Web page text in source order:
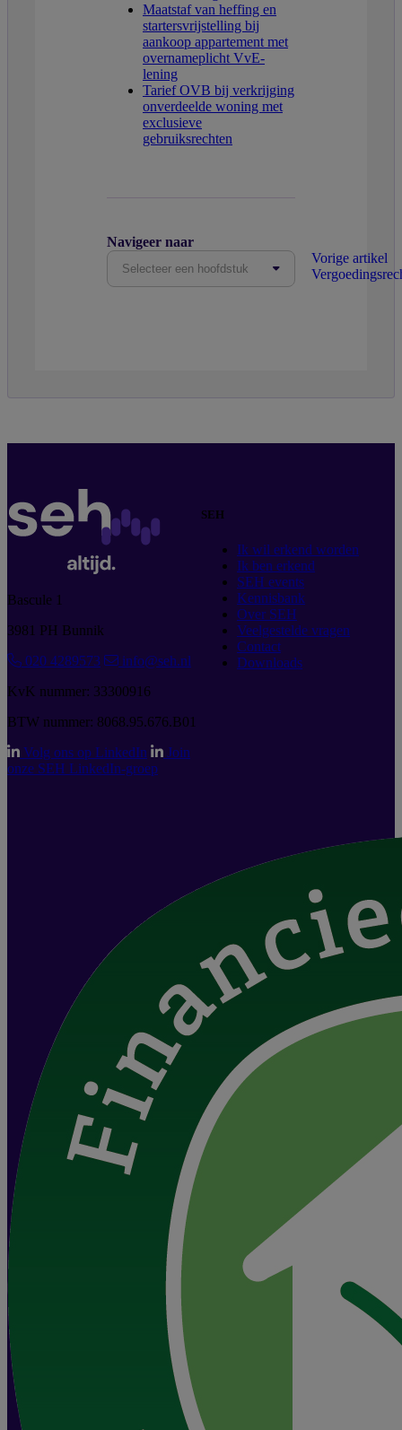
Maatstaf van heffing en
startersvrijstelling bij
aankoop appartement met
overnameplicht VvE-
lening
Tarief OVB bij verkrijging
onverdeelde woning met
exclusieve
gebruiksrechten
Navigeer naar
Selecteer een hoofdstuk
Vorige artikel
Bascule 1
3981 PH Bunnik
020 4289573
info@seh.nl
KvK nummer: 33300916
BTW nummer: 8068.95.676.B01
Volg ons op LinkedIn
Join
onze SEH LinkedIn-groep
SEH
Ik wil erkend worden
Ik ben erkend
SEH events
Kennisbank
Over SEH
Veelgestelde vragen
Contact
Downloads